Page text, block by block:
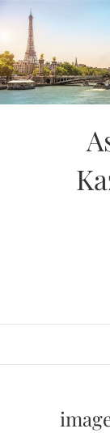
Skip
content